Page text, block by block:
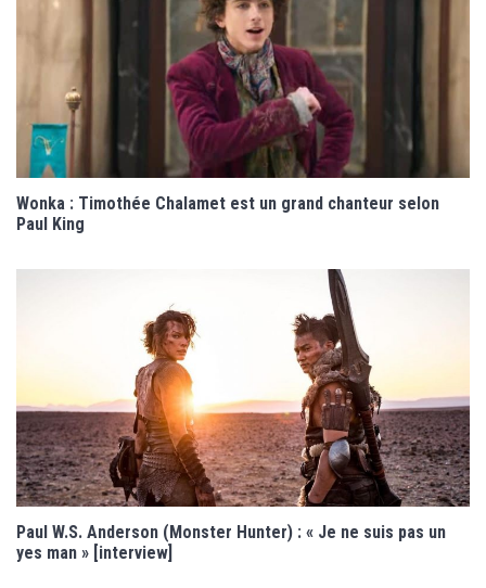
Wonka : Timothée Chalamet est un grand chanteur selon
Paul King
Paul W.S. Anderson (Monster Hunter) : « Je ne suis pas un
yes man » [interview]